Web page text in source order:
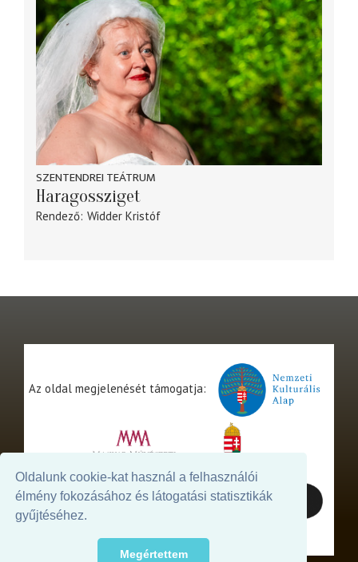
Oldalunk cookie-kat használ a felhasználói
élmény fokozásához és látogatási statisztikák
gyűjtéséhez.
Megértettem
SZENTENDREI TEÁTRUM
Haragossziget
Rendező Widder Kristóf
Az oldal megjelenését támogatja: